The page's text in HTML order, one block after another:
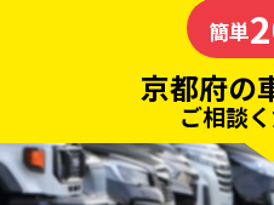
の車買取なら
ソコカラの
簡単
京都府の
ご相談